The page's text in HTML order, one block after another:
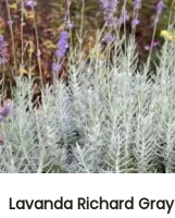
Lavanda Richard Gray